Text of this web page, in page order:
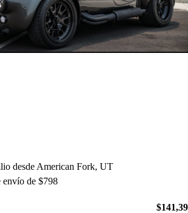
desde American Fork, UT
de $798